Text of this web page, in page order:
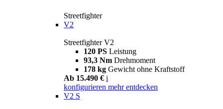
Streetfighter
V2
Streetfighter V2
120 PS Leistung
93,3 Nm Drehmoment
178 kg Gewicht ohne Kraftstoff
Ab 15.490 € i
konfigurieren mehr entdecken
V2 S